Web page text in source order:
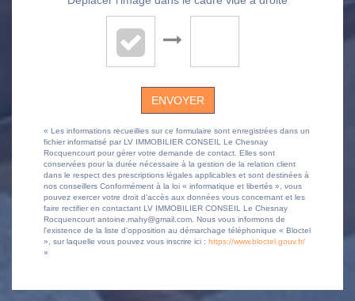
ENVOYER
« Les informations recueillies sur ce formulaire sont enregistrées dans un
fichier informatisé par LV IMMOBILIER CONSEIL Le Chesnay
Rocquencourt pour gérer votre demande de contact. Elles sont
conservées pour la durée nécessaire à la gestion de la relation client
dans le respect des prescriptions légales applicables et sont destinées à
nos conseillers Conformément à la loi « informatique et libertés », vous
pouvez exercer votre droit d'accès aux données vous concernant et les
faire rectifier en contactant LV IMMOBILIER CONSEIL Le Chesnay
Rocquencourt antoine.mahy@gmail.com. Nous vous informons de
l'existence de la liste d'opposition au démarchage téléphonique « Bloctel
», sur laquelle vous pouvez vous inscrire ici : https://www.bloctel.gouv.fr/
»